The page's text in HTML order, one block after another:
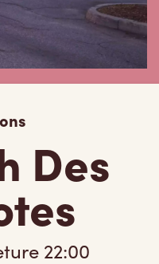
Des
22:00